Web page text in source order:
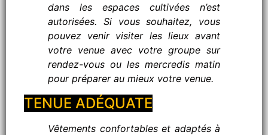
dans les espaces cultivées n’est
autorisées. Si vous souhaitez, vous
pouvez venir visiter les lieux avant
votre venue avec votre groupe sur
rendez-vous ou les mercredis matin
pour préparer au mieux votre venue.
TENUE ADÉQUATE
Vêtements confortables et adaptés à